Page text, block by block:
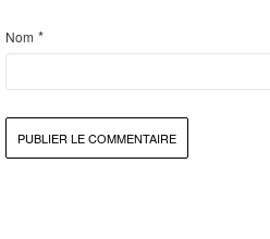
Nom *